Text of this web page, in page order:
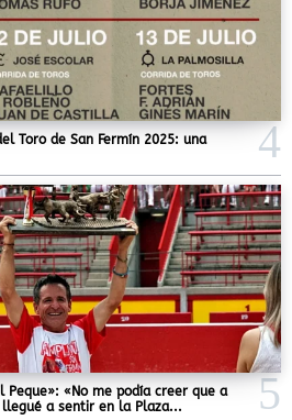
Toro de San Fermín 2025: una
Peque»: «No me podía creer que a
a sentir en la Plaza...